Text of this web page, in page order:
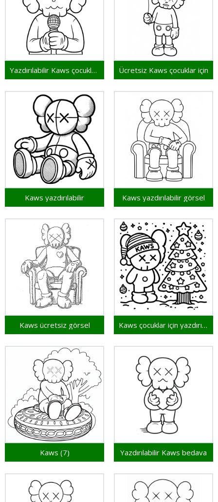
Yazdırılabilir Kaws çocuklar için Ücretsiz Kaws çocuklar için
Kaws yazdırılabilir Kaws yazdırılabilir görsel
Kaws ücretsiz görsel Kaws çocuklar için yazdırılabilir
Kaws (7) Yazdırılabilir Kaws bedava